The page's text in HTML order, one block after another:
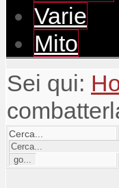
Varie
Mito
Sei qui:
Cerca...